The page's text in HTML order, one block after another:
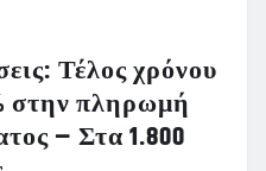
Τέλος χρόνου
στην πληρωμή
– Στα 1.800